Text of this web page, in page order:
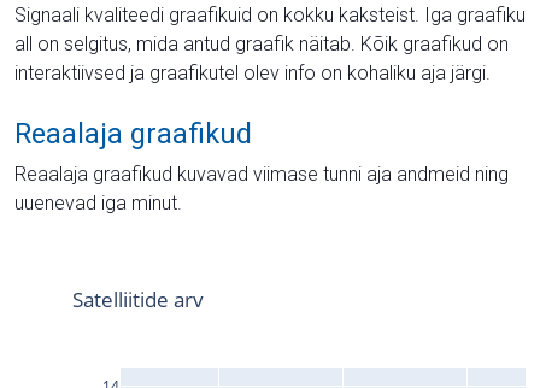
Signaali kvaliteedi graafikuid on kokku kaksteist. Iga graafiku
all on selgitus, mida antud graafik näitab. Kõik graafikud on
interaktiivsed ja graafikutel olev info on kohaliku aja järgi.
Reaalaja graafikud
Reaalaja graafikud kuvavad viimase tunni aja andmeid ning
uuenevad iga minut.